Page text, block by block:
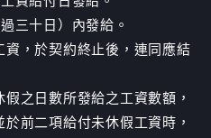
三十日）內發給。
資，於契約終止後，連同應結
之日數所發給之工資數額，
前二項給付未休假工資時，